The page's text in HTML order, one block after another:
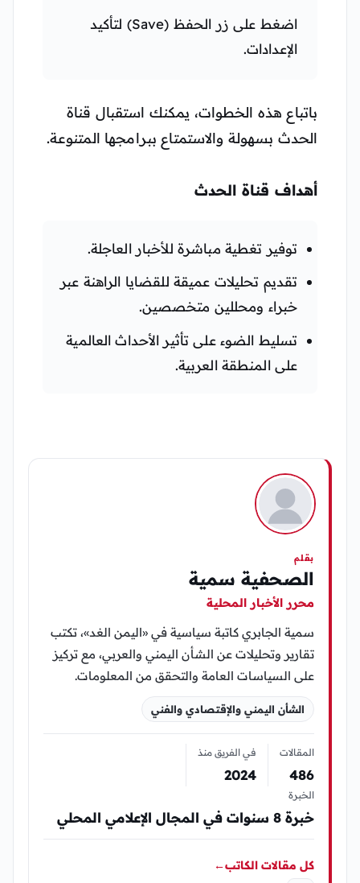
اضغط على زر الحفظ (Save) لتأكيد
الإعدادات.
باتباع هذه الخطوات، يمكنك استقبال قناة
الحدث بسهولة والاستمتاع ببرامجها المتنوعة.
أهداف قناة الحدث
توفير تغطية مباشرة للأخبار العاجلة.
تقديم تحليلات عميقة للقضايا الراهنة عبر
خبراء ومحللين متخصصين.
تسليط الضوء على تأثير الأحداث العالمية
على المنطقة العربية.
بقلم
الصحفية سمية
محرر الأخبار المحلية
سمية الجابري كاتبة سياسية في «اليمن الغد»، تكتب
تقارير وتحليلات عن الشأن اليمني والعربي، مع تركيز
على السياسات العامة والتحقق من المعلومات.
الشأن اليمني والإقتصادي والفني
المقالات
486
في الفريق منذ
2024
الخبرة
خبرة 8 سنوات في المجال الإعلامي المحلي
كل مقالات الكاتب←